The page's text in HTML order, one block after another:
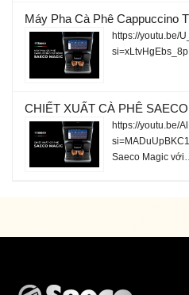
Máy Pha Cà Phê Cappuccino
https://youtu.be/
CHIẾT XUẤT CÀ PHÊ
https://youtu.be/
Saeco Magic với…